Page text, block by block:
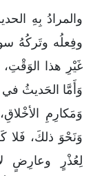
والمرادُ بِهِ
وفِعلُه وتَركُهُ
غَيْرِ هذا
وَأَمَّا الحَديثُ في
وَمَكارِمِ
وَنَحْوَ ذلكَ، فَلا
لِعُذْرٍ وعارِضٍ